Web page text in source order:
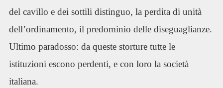
del cavillo e dei sottili distinguo, la perdita di unità
dell’ordinamento, il predominio delle diseguaglianze.
Ultimo paradosso: da queste storture tutte le
istituzioni escono perdenti, e con loro la società
italiana.